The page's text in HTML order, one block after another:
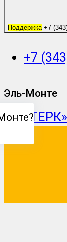
Поддержка+7
+7
Эль-Монте
?